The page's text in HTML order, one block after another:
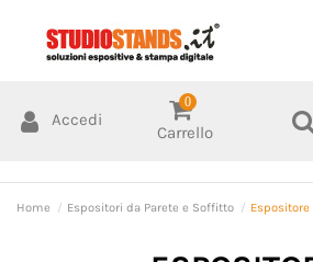
Accedi
0
Carrello
Home Espositori da Parete e Soffitto